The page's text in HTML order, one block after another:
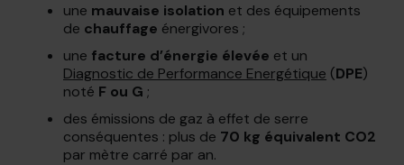
une mauvaise isolation et des équipements
de chauffage énergivores ;
une facture d’énergie élevée et un
Diagnostic de Performance Energétique (DPE)
noté F ou G ;
des émissions de gaz à effet de serre
conséquentes : plus de 70 kg équivalent CO2
par mètre carré par an.